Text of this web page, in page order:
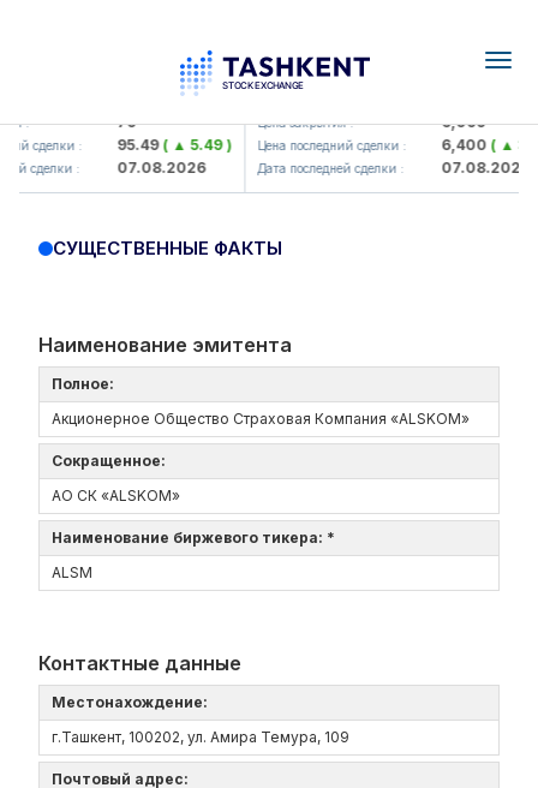
: 79
сделки : 95.49( ▲ 5.49 )
сделки : 07.08.2026
UZMK (<O'zmetkombinat> AJ)
Цена закрытия : 6,099
Цена последний сделки : 6,400( ▲
Дата последней сделки : 07.08.2026
СУЩЕСТВЕННЫЕ ФАКТЫ
Наименование эмитента
Полное:
Акционерное Общество Страховая Компания «ALSKOM»
Сокращенное:
АО СК «ALSKOM»
Наименование биржевого тикера: *
ALSM
Контактные данные
Местонахождение:
г.Ташкент, 100202, ул. Амира Темура, 109
Почтовый адрес: